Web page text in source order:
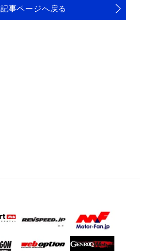
記事ページへ戻る